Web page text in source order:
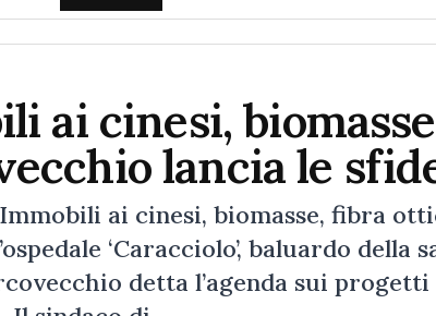
ai cinesi,
lancia le
ai cinesi, biomasse, fibra
‘Caracciolo’, baluardo
detta l’agenda sui